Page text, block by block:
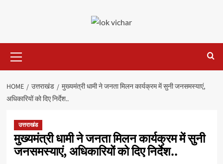
Menu
HOME उत्तराखंड
मुख्यमंत्री धामी ने जनता मिलन कार्यक्रम में सुनी जनसमस्याएं,
अधिकारियों को दिए निर्देश..
उत्तराखंड
मुख्यमंत्री धामी ने जनता मिलन कार्यक्रम में सुनी
जनसमस्याएं, अधिकारियों को दिए निर्देश..